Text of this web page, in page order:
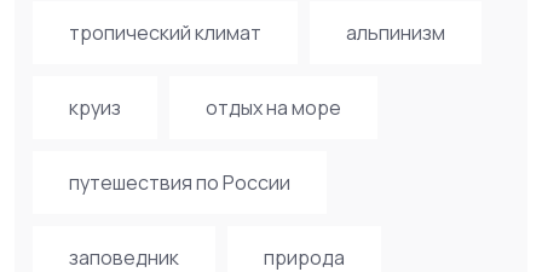
тропический климат альпинизм
круиз отдых на море
путешествия по России
заповедник природа